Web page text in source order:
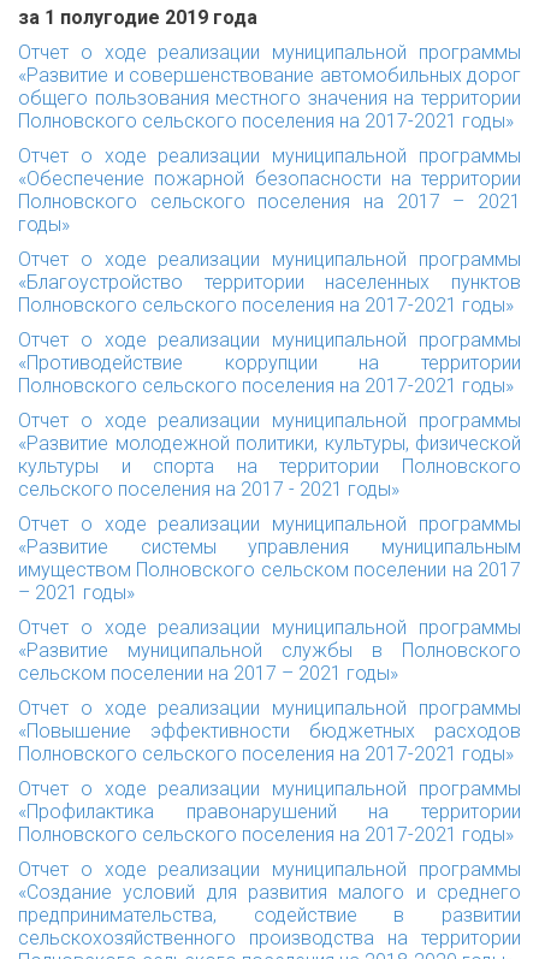
за 1 полугодие 2019 года
Отчет о ходе реализации муниципальной программы
«Развитие и совершенствование автомобильных дорог
общего пользования местного значения на территории
Полновского сельского поселения на 2017-2021 годы»
Отчет о ходе реализации муниципальной программы
«Обеспечение пожарной безопасности на территории
Полновского сельского поселения на 2017 – 2021
годы»
Отчет о ходе реализации муниципальной программы
«Благоустройство территории населенных пунктов
Полновского сельского поселения на 2017-2021 годы»
Отчет о ходе реализации муниципальной программы
«Противодействие коррупции на территории
Полновского сельского поселения на 2017-2021 годы»
Отчет о ходе реализации муниципальной программы
«Развитие молодежной политики, культуры, физической
культуры и спорта на территории Полновского
сельского поселения на 2017 - 2021 годы»
Отчет о ходе реализации муниципальной программы
«Развитие системы управления муниципальным
имуществом Полновского сельском поселении на 2017
– 2021 годы»
Отчет о ходе реализации муниципальной программы
«Развитие муниципальной службы в Полновского
сельском поселении на 2017 – 2021 годы»
Отчет о ходе реализации муниципальной программы
«Повышение эффективности бюджетных расходов
Полновского сельского поселения на 2017-2021 годы»
Отчет о ходе реализации муниципальной программы
«Профилактика правонарушений на территории
Полновского сельского поселения на 2017-2021 годы»
Отчет о ходе реализации муниципальной программы
«Создание условий для развития малого и среднего
предпринимательства, содействие в развитии
сельскохозяйственного производства на территории